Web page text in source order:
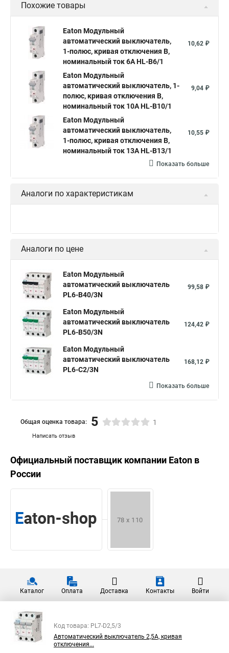
Похожие товары
Eaton Модульный
автоматический выключатель,
1-полюс, кривая отключения B,
номинальный ток 6А HL-B6/1
10,62 ₽
Eaton Модульный
автоматический выключатель, 1-
полюс, кривая отключения B,
номинальный ток 10А HL-B10/1
9,04 ₽
Eaton Модульный
автоматический выключатель,
1-полюс, кривая отключения B,
номинальный ток 13А HL-B13/1
10,55 ₽
Показать больше
Аналоги по характеристикам
Аналоги по цене
Eaton Модульный
автоматический выключатель
PL6-B40/3N
99,58 ₽
Eaton Модульный
автоматический выключатель
PL6-B50/3N
124,42 ₽
Eaton Модульный
автоматический выключатель
PL6-C2/3N
168,12 ₽
Показать больше
Написать отзыв
Общая оценка товара: 5 1
Официальный поставщик компании Eaton в
России
Каталог Оплата Доставка Контакты Войти
Код товара: PL7-D2,5/3
Автоматический выключатель 2,5А, кривая
отключения...